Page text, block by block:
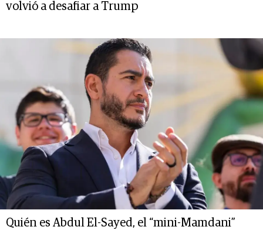
volvió a desafiar a Trump
Quién es Abdul El-Sayed, el “mini-Mamdani”